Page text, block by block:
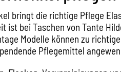
bringt die richtige Pflege
ist bei Taschen von Tante
Modelle können zu
Pflegemittel